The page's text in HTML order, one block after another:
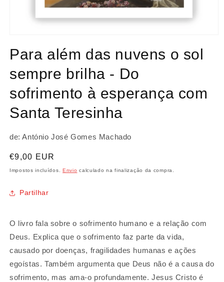
multimédia
1
modal
Para além das nuvens o sol
sempre brilha - Do
sofrimento à esperança com
Santa Teresinha
de: António José Gomes Machado
Preço
normal
€9,00 EUR
Impostos incluídos. Envio calculado na finalização da compra.
Partilhar
O livro fala sobre o sofrimento humano e a relação com
Deus. Explica que o sofrimento faz parte da vida,
causado por doenças, fragilidades humanas e ações
egoístas. Também argumenta que Deus não é a causa do
sofrimento, mas ama-o profundamente. Jesus Cristo é